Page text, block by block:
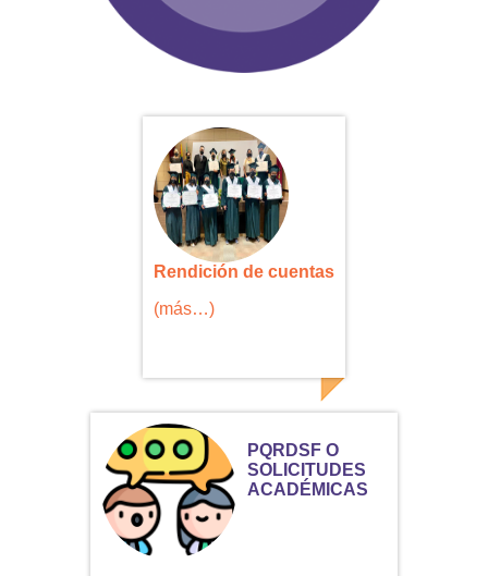
Rendición de cuentas
(más…)
PQRDSF O
SOLICITUDES
ACADÉMICAS